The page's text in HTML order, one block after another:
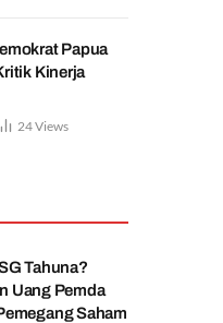
Papua
Kinerja
24Views
Tahuna?
Uang Pemda
Saham